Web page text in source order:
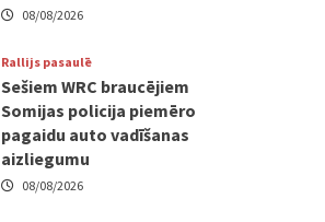
08/08/2026
Rallijs pasaulē
Sešiem WRC braucējiem
Somijas policija piemēro
pagaidu auto vadīšanas
aizliegumu
08/08/2026